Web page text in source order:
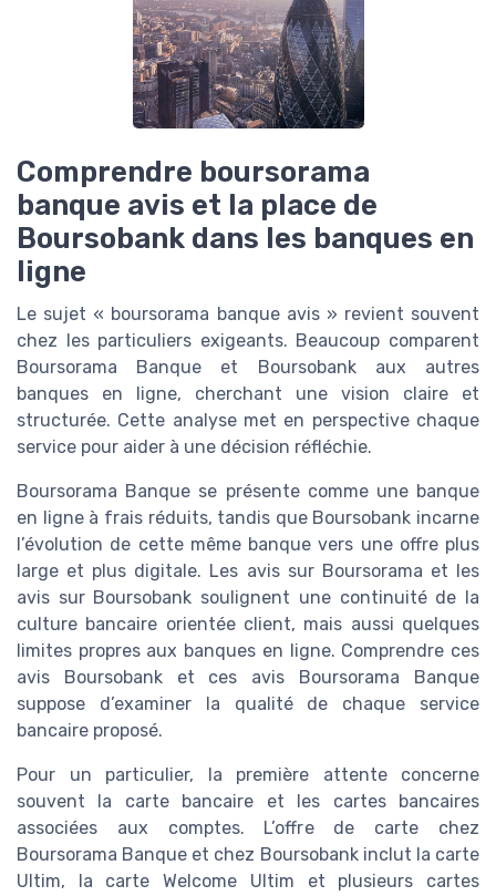
Comprendre boursorama
banque avis et la place de
Boursobank dans les banques en
ligne
Le sujet « boursorama banque avis » revient souvent
chez les particuliers exigeants. Beaucoup comparent
Boursorama Banque et Boursobank aux autres
banques en ligne, cherchant une vision claire et
structurée. Cette analyse met en perspective chaque
service pour aider à une décision réfléchie.
Boursorama Banque se présente comme une banque
en ligne à frais réduits, tandis que Boursobank incarne
l’évolution de cette même banque vers une offre plus
large et plus digitale. Les avis sur Boursorama et les
avis sur Boursobank soulignent une continuité de la
culture bancaire orientée client, mais aussi quelques
limites propres aux banques en ligne. Comprendre ces
avis Boursobank et ces avis Boursorama Banque
suppose d’examiner la qualité de chaque service
bancaire proposé.
Pour un particulier, la première attente concerne
souvent la carte bancaire et les cartes bancaires
associées aux comptes. L’offre de carte chez
Boursorama Banque et chez Boursobank inclut la carte
Ultim, la carte Welcome Ultim et plusieurs cartes